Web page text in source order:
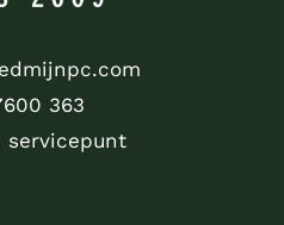
363
servicepunt